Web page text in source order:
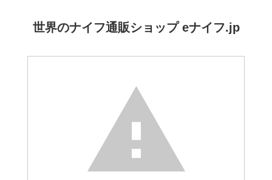
世界のナイフ通販ショップ eナイフ.jp